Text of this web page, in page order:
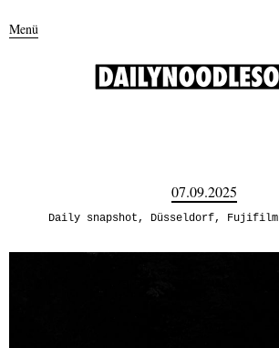
Menü
07.09.2025
Daily snapshot, Düsseldorf, Fujifilm